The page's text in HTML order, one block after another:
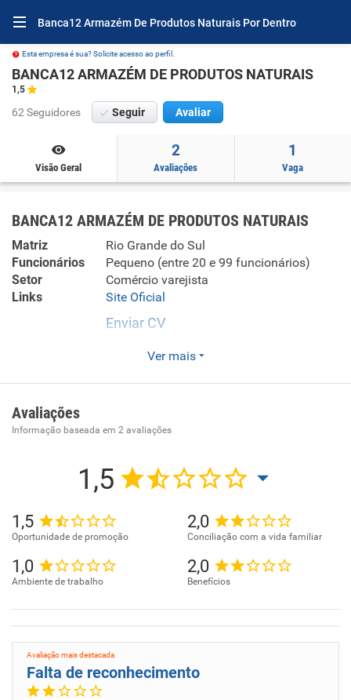
Banca12 Armazém De Produtos Naturais Por Dentro
Esta empresa é sua? Solicite acesso ao perfil.
BANCA12 ARMAZÉM DE PRODUTOS NATURAIS
1,5
62 Seguidores Seguir Avaliar
Visão Geral
2
Avaliações
1
Vaga
BANCA12 ARMAZÉM DE PRODUTOS NATURAIS
Matriz
Rio Grande do Sul
Funcionários
Pequeno (entre 20 e 99 funcionários)
Setor
Comércio varejista
Links
Site Oficial
Enviar CV
Comércio varejista de mercadorias em geral, com
Ver mais
Avaliações
Informação baseada em 2 avaliações
1,5
1,5
Oportunidade de promoção
2,0
Conciliação com a vida familiar
1,0
Ambiente de trabalho
2,0
Benefícios
Avaliação mais destacada
Falta de reconhecimento